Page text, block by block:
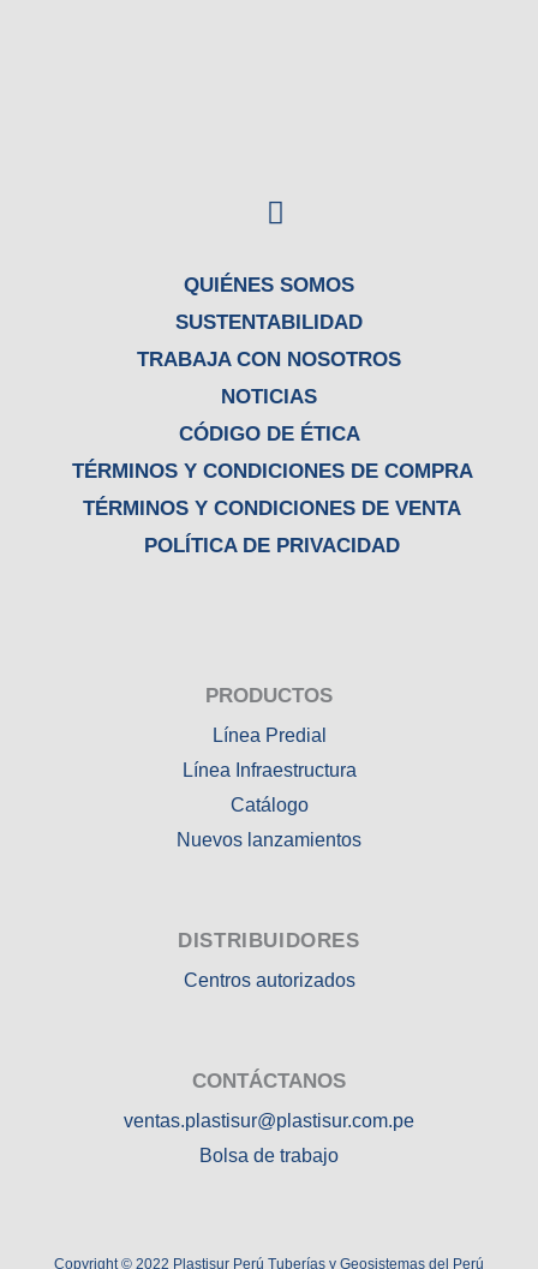
F
a
e
b
o
o
k
QUIÉNES SOMOS
SUSTENTABILIDAD
TRABAJA CON NOSOTROS
NOTICIAS
CÓDIGO DE ÉTICA
TÉRMINOS Y CONDICIONES DE COMPRA
TÉRMINOS Y CONDICIONES DE VENTA
POLÍTICA DE PRIVACIDAD
PRODUCTOS
Línea Predial
Línea Infraestructura
Catálogo
Nuevos lanzamientos
DISTRIBUIDORES
Centros autorizados
CONTÁCTANOS
ventas.plastisur@plastisur.com.pe
Bolsa de trabajo
Copyright © 2022 Plastisur Perú Tuberías y Geosistemas del Perú